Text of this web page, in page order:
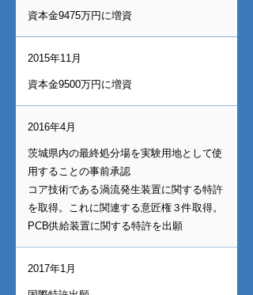
資本金9475万円に増資
2015年11月
資本金9500万円に増資
2016年4月
茨城県内の最終処分場を実験用地として使
用することの事前承認
コア技術である渦流発生装置に関する特許
を取得。これに関連する意匠権３件取得。
PCB供給装置に関する特許を出願
2017年1月